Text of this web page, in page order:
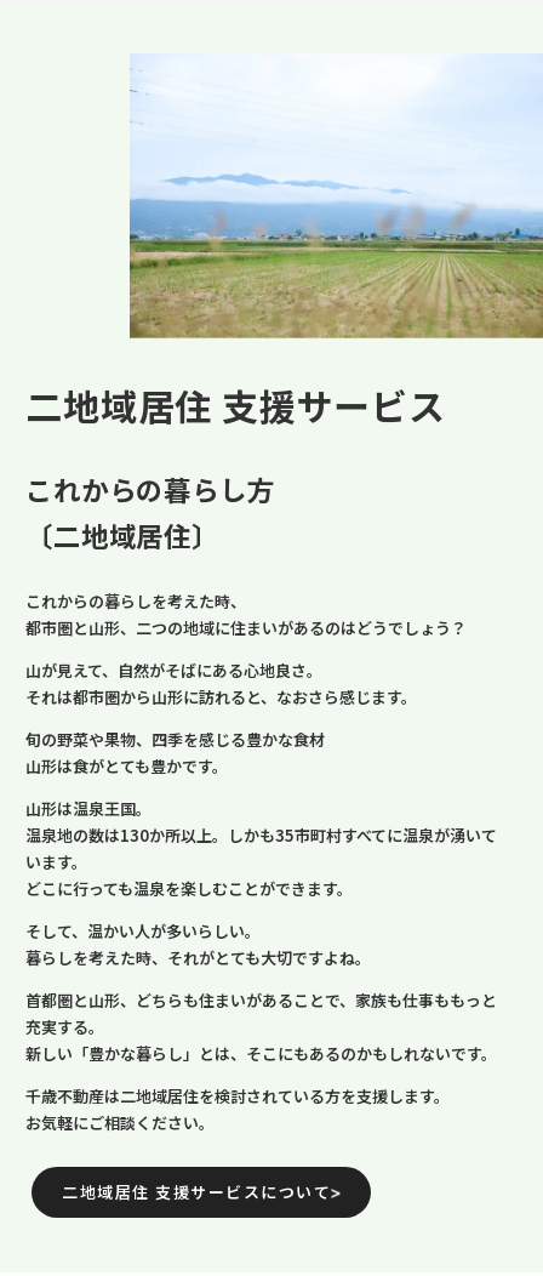
二地域居住 支援サービス
これからの暮らし方
〔二地域居住〕
これからの暮らしを考えた時、
都市圏と山形、二つの地域に住まいがあるのはどうでしょう？
山が見えて、自然がそばにある心地良さ。
それは都市圏から山形に訪れると、なおさら感じます。
旬の野菜や果物、四季を感じる豊かな食材
山形は食がとても豊かです。
山形は温泉王国。
温泉地の数は130か所以上。しかも35市町村すべてに温泉が湧いて
います。
どこに行っても温泉を楽しむことができます。
そして、温かい人が多いらしい。
暮らしを考えた時、それがとても大切ですよね。
首都圏と山形、どちらも住まいがあることで、家族も仕事ももっと
充実する。
新しい「豊かな暮らし」とは、そこにもあるのかもしれないです。
千歳不動産は二地域居住を検討されている方を支援します。
お気軽にご相談ください。
二地域居住 支援サービスについて